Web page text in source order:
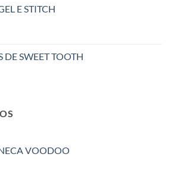
E STITCH
DE SWEET TOOTH
VOODOO